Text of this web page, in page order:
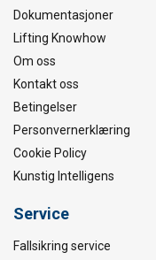
Dokumentasjoner
Lifting Knowhow
Om oss
Kontakt oss
Betingelser
Personvernerklæring
Cookie Policy
Kunstig Intelligens
Service
Fallsikring service